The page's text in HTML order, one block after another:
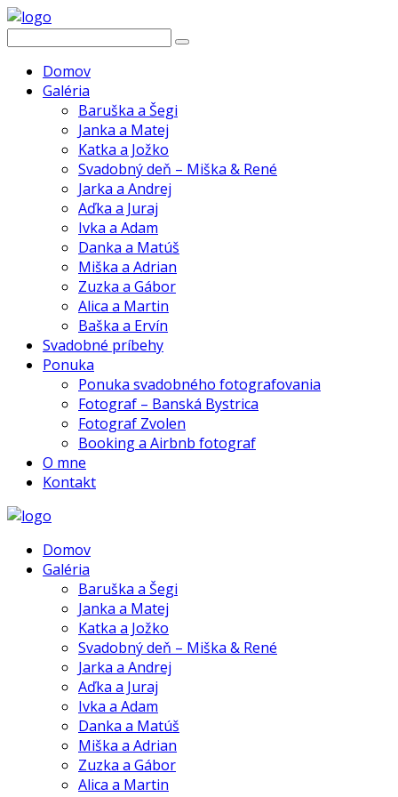
Domov
Galéria
Baruška a Šegi
Janka a Matej
Katka a Jožko
Svadobný deň – Miška & René
Jarka a Andrej
Aďka a Juraj
Ivka a Adam
Danka a Matúš
Miška a Adrian
Zuzka a Gábor
Alica a Martin
Baška a Ervín
Svadobné príbehy
Ponuka
Ponuka svadobného fotografovania
Fotograf – Banská Bystrica
Fotograf Zvolen
Booking a Airbnb fotograf
O mne
Kontakt
Domov
Galéria
Baruška a Šegi
Janka a Matej
Katka a Jožko
Svadobný deň – Miška & René
Jarka a Andrej
Aďka a Juraj
Ivka a Adam
Danka a Matúš
Miška a Adrian
Zuzka a Gábor
Alica a Martin